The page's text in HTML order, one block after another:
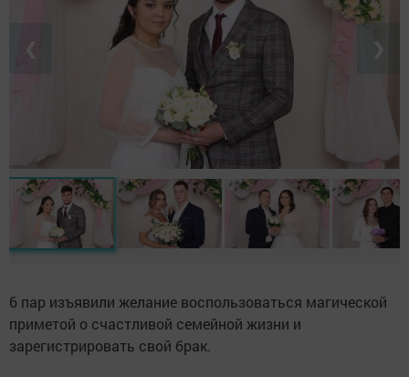
❮ ❯
6 пар изъявили желание воспользоваться магической
приметой о счастливой семейной жизни и
зарегистрировать свой брак.